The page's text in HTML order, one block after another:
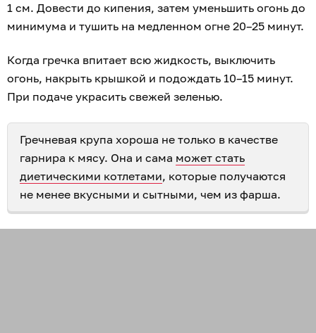
1 см. Довести до кипения, затем уменьшить огонь до
минимума и тушить на медленном огне 20–25 минут.
Когда гречка впитает всю жидкость, выключить
огонь, накрыть крышкой и подождать 10–15 минут.
При подаче украсить свежей зеленью.
Гречневая крупа хороша не только в качестве
гарнира к мясу. Она и сама может стать
диетическими котлетами, которые получаются
не менее вкусными и сытными, чем из фарша.